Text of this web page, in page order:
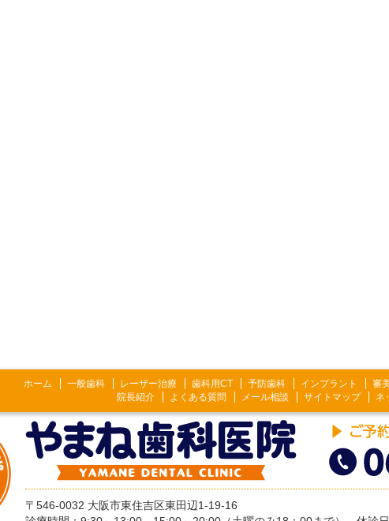
ホーム 一般歯科 レーザー治療 歯科用CT 予防歯科 インプラント 審
院長紹介
よくある質問 メール相談 サイトマップ ネ
〒546-0032 大阪市東住吉区東田辺1-19-16